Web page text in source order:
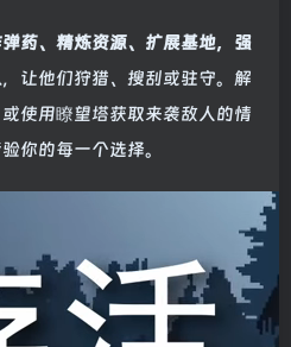
药、精炼资源、扩展基地，强
，让他们狩猎、搜刮或驻守。解
使用瞭望塔获取来袭敌人的情
你的每一个选择。